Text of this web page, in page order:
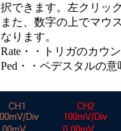
択できます。左クリッ
また、数字の上でマウ
なります。
Rate・・トリガのカウ
Ped・・ペデスタルの